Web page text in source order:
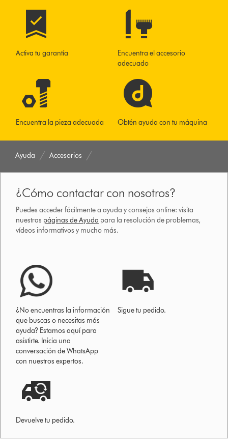
Activa tu garantía
Encuentra el accesorio
adecuado
Encuentra la pieza adecuada Obtén ayuda con tu máquina
Ayuda Accesorios
¿Cómo contactar con nosotros?
Puedes acceder fácilmente a ayuda y consejos online: visita
nuestras páginas de Ayuda para la resolución de problemas,
vídeos informativos y mucho más.
¿No encuentras la información
que buscas o necesitas más
ayuda? Estamos aquí para
asistirte. Inicia una
conversación de WhatsApp
con nuestros expertos.
Sigue tu pedido.
Devuelve tu pedido.